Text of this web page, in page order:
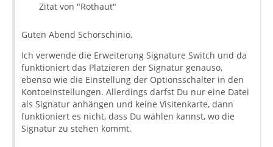
Zitat von "Rothaut"
Guten Abend Schorschinio,
Ich verwende die Erweiterung Signature Switch und da
funktioniert das Platzieren der Signatur genauso,
ebenso wie die Einstellung der Optionsschalter in den
Kontoeinstellungen. Allerdings darfst Du nur eine Datei
als Signatur anhängen und keine Visitenkarte, dann
funktioniert es nicht, dass Du wählen kannst, wo die
Signatur zu stehen kommt.